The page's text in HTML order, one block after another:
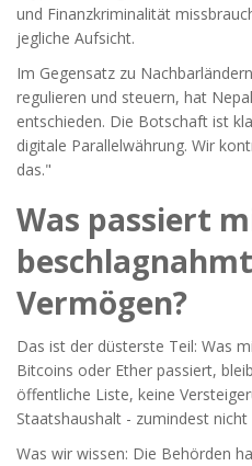
und Finanzkriminalität
jegliche Aufsicht.
Im Gegensatz zu
regulieren und steuern, hat
entschieden. Die Botschaft ist
digitale Parallelwährung. Wir
das."
Was passiert
Vermögen?
Das ist der düsterste Teil: Was
Bitcoins oder Ether passiert,
öffentliche Liste, keine
Staatshaushalt - zumindest
Was wir wissen: Die Behörden